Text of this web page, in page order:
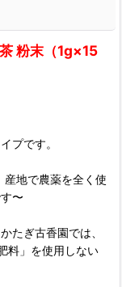
粉末（1g×15
プです。
地で農薬を全く使
〜
たぎ古香園では、
料」を使用しない